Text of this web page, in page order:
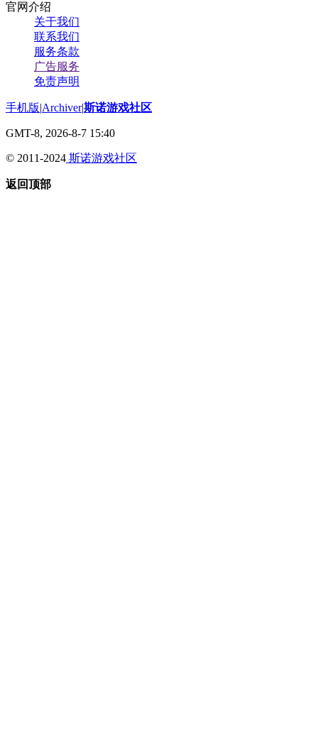
官网介绍
关于我们
联系我们
服务条款
广告服务
免责声明
手机版|Archiver|斯诺游戏社区
GMT-8, 2026-8-7 15:40
© 2011-2024 斯诺游戏社区
返回顶部